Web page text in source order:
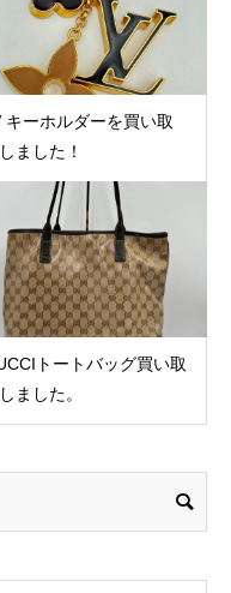
キーホルダーを買い取
ました！
トートバッグ買い取
ました。